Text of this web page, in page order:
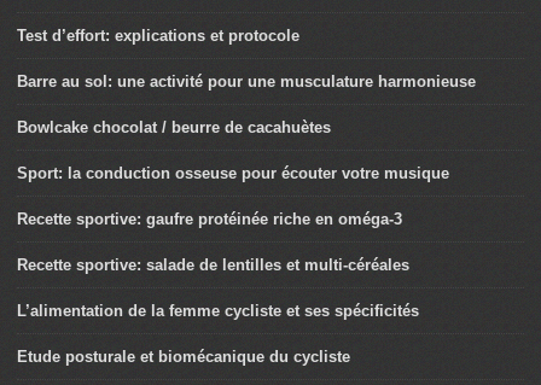
Test d’effort: explications et protocole
Barre au sol: une activité pour une musculature harmonieuse
Bowlcake chocolat / beurre de cacahuètes
Sport: la conduction osseuse pour écouter votre musique
Recette sportive: gaufre protéinée riche en oméga-3
Recette sportive: salade de lentilles et multi-céréales
L’alimentation de la femme cycliste et ses spécificités
Etude posturale et biomécanique du cycliste